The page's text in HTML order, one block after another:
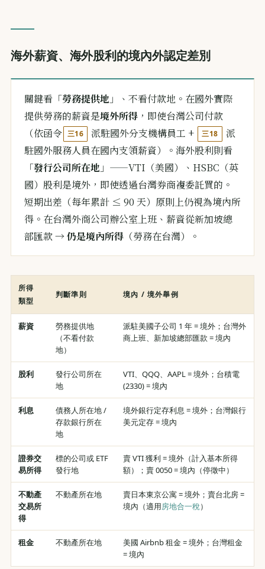
海外薪資、海外股利的境內外認定差別
關鍵看「勞務提供地 」、不看付款地。在國外實際
提供勞務的薪資是境外所得 ，即使台灣公司付款
（依函令 三16 派駐國外分支機構員工 + 三18
派
駐國外服務人員在國內支領薪資）。海外股利則看
「發行公司所在地 」——VTI（美國）、HSBC（英
國）股利是境外，即使透過台灣券商複委託買的。
短期出差（每年累計 ≤ 90 天）原則上仍視為境內所
得。在台灣外商公司辦公室上班、薪資從新加坡總
部匯款 →仍是境內所得 （勞務在台灣）。
所得
類型
判斷準則 境內 / 境外舉例
薪資
勞務提供地
（不看付款
地）
派駐美國子公司 1 年 = 境外；台灣外
商上班、新加坡總部匯款 = 境內
股利
發行公司所在
地
VTI、QQQ、AAPL = 境外；台積電
(2330) = 境內
利息
債務人所在地 /
存款銀行所在
地
境外銀行定存利息 = 境外；台灣銀行
美元定存 = 境內
證券交
易所得
標的公司或 ETF
發行地
賣 VTI 獲利 = 境外（計入基本所得
額）；賣 0050 = 境內（停徵中）
不動產
交易所
得
不動產所在地
賣日本東京公寓 = 境外；賣台北房 =
境內（適用房地合一稅）
租金 不動產所在地
美國 Airbnb 租金 = 境外；台灣租金
= 境內